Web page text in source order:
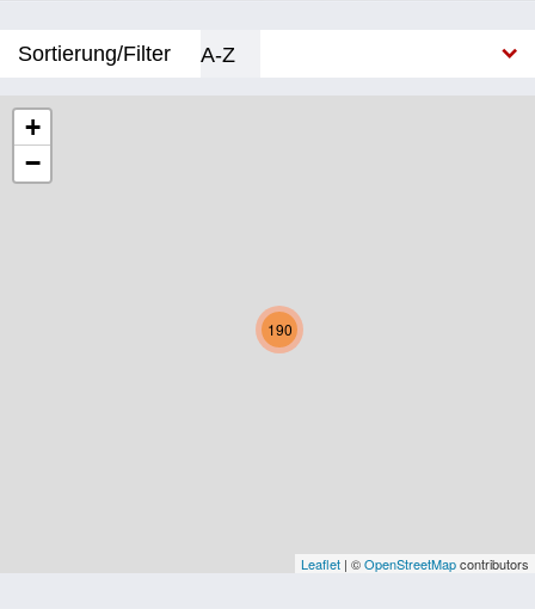
Sortierung/Filter
A-Z
Niederösterreich
Oberösterreich
Vorarlberg
190
+
−
Leaflet | ©OpenStreetMapcontributors